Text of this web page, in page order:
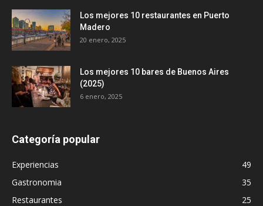
Los mejores 10 restaurantes en Puerto
Madero
20 enero, 2025
Los mejores 10 bares de Buenos Aires
(2025)
6 enero, 2025
Categoría popular
Experiencias
49
Gastronomia
35
Restaurantes
25